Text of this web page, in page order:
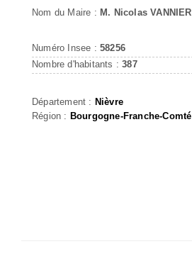
Nom du Maire : M. Nicolas VANNIER
Numéro Insee : 58256
Nombre d'habitants :387
Département : Nièvre
Région : Bourgogne-Franche-Comté